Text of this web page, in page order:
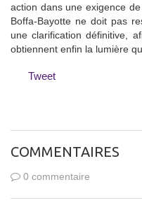
action dans une exigence
Boffa-Bayotte ne doit pas
une clarification définitive,
obtiennent enfin la lumière
Tweet
COMMENTAIRES
0 commentaire